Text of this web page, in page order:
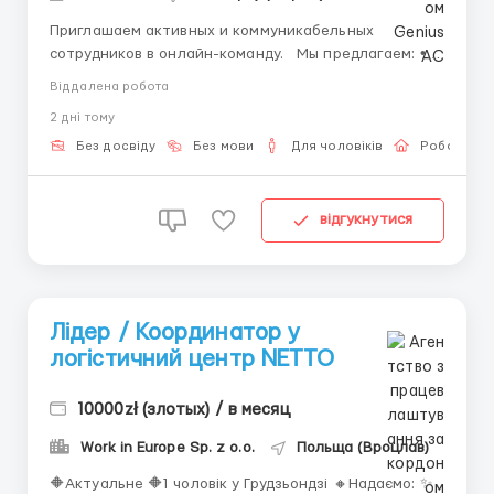
Приглашаем активных и коммуникабельных
сотрудников в онлайн-команду. Мы предлагаем: •
Работу из дома. • Бесплатное обучение. • Доход от
Требования: • Компьютер или ноутбук. • Интернет-
соединение. ...
Віддалена робота
2 днi тому
Без досвіду Без мови Для чоловіків Робота
відгукнутися
Лідер / Координатор у
логістичний центр NETTO
10000zł (злотых) / в месяц
Work in Europe Sp. z o.o. Польща (Вроцлав)
🔶Актуальне 🔶1 чоловік у Грудзьондзі 🔸Надаємо: ✨️